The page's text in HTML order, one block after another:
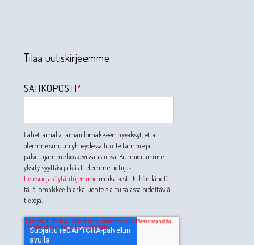
Tilaa uutiskirjeemme
SÄHKÖPOSTI*
Lähettämällä tämän lomakkeen hyväksyt, että
olemme sinuun yhteydessä tuotteitamme ja
palvelujamme koskevissa asioissa. Kunnioitamme
yksityisyyttäsi ja käsittelemme tietojasi
tietosuojakäytäntöjemmemukaisesti. Ethän lähetä
tällä lomakkeella arkaluonteisia tai salassa pidettäviä
tietoja.